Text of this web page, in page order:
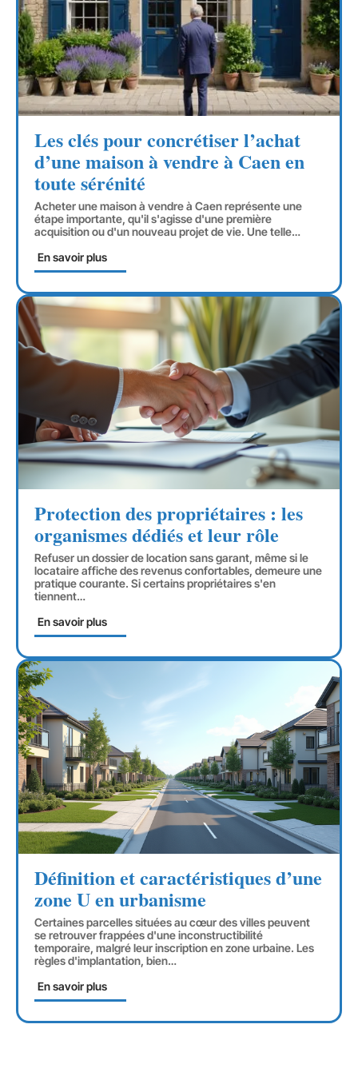
Les clés pour concrétiser l’achat
d’une maison à vendre à Caen en
toute sérénité
Acheter une maison à vendre à Caen représente une
étape importante, qu'il s'agisse d'une première
acquisition ou d'un nouveau projet de vie. Une telle…
En savoir plus
Protection des propriétaires : les
organismes dédiés et leur rôle
Refuser un dossier de location sans garant, même si le
locataire affiche des revenus confortables, demeure une
pratique courante. Si certains propriétaires s'en
tiennent…
En savoir plus
Définition et caractéristiques d’une
zone U en urbanisme
Certaines parcelles situées au cœur des villes peuvent
se retrouver frappées d'une inconstructibilité
temporaire, malgré leur inscription en zone urbaine. Les
règles d'implantation, bien…
En savoir plus